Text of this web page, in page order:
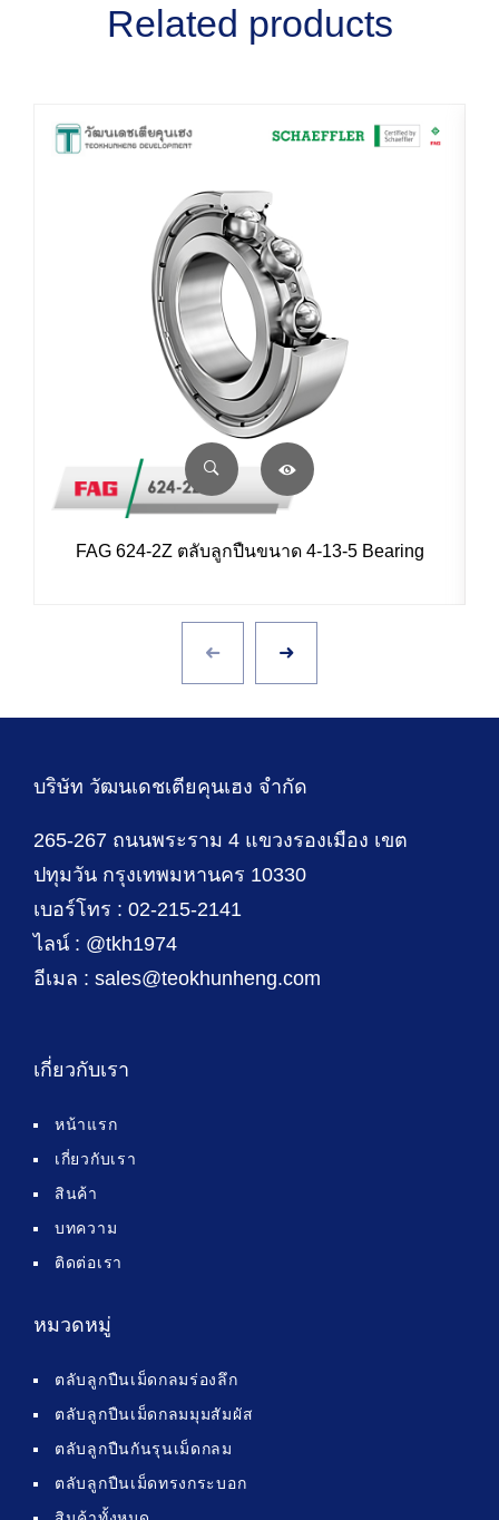
Related products
FAG 624-2Z ตลับลูกปืนขนาด 4-13-5 Bearing
บริษัท วัฒนเดชเตียคุนเฮง จำกัด
265-267 ถนนพระราม 4 แขวงรองเมือง เขต
ปทุมวัน กรุงเทพมหานคร 10330
เบอร์โทร : 02-215-2141
ไลน์ : @tkh1974
อีเมล : sales@teokhunheng.com
เกี่ยวกับเรา
หน้าแรก
เกี่ยวกับเรา
สินค้า
บทความ
ติดต่อเรา
หมวดหมู่
ตลับลูกปืนเม็ดกลมร่องลึก
ตลับลูกปืนเม็ดกลมมุมสัมผัส
ตลับลูกปืนกันรุนเม็ดกลม
ตลับลูกปืนเม็ดทรงกระบอก